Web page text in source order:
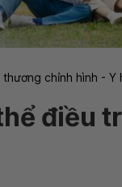
thương chỉnh hình - Y
điều